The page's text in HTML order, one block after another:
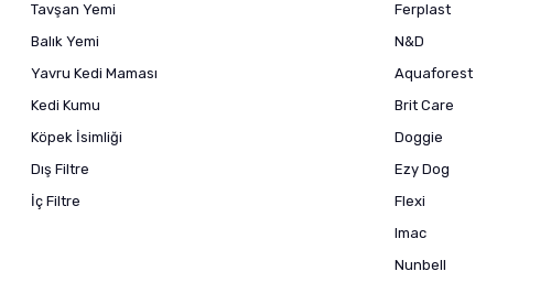
Tavşan Yemi
Balık Yemi
Yavru Kedi Maması
Kedi Kumu
Köpek İsimliği
Dış Filtre
İç Filtre
Ferplast
N&D
Aquaforest
Brit Care
Doggie
Ezy Dog
Flexi
Imac
Nunbell